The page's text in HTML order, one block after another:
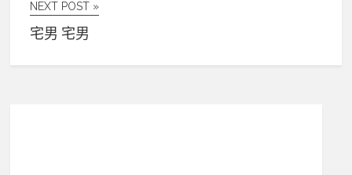
NEXT POST »
宅男 宅男